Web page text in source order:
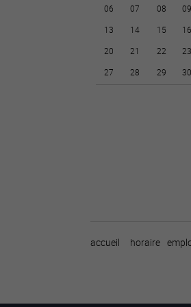
06
07 08 09
13
14 15 16
20
21 22 23
27
28 29 30
accueil horaire